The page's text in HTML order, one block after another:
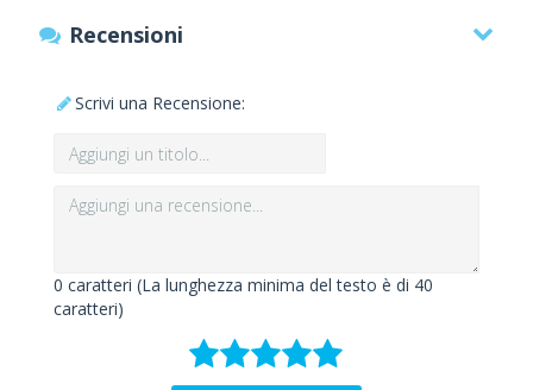
Recensioni
Scrivi una Recensione:
0 caratteri (La lunghezza minima del testo è di 40
caratteri)